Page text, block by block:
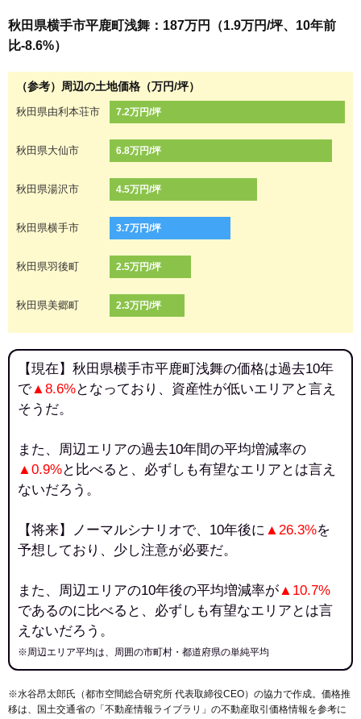
秋田県横手市平鹿町浅舞：187万円（1.9万円/坪、10年前
比-8.6%）
（参考）周辺の土地価格（万円/坪）
秋田県由利本荘市 7.2万円/坪
秋田県大仙市 6.8万円/坪
秋田県湯沢市 4.5万円/坪
秋田県横手市 3.7万円/坪
秋田県羽後町 2.5万円/坪
秋田県美郷町 2.3万円/坪
【現在】秋田県横手市平鹿町浅舞の価格は過去10年
で▲8.6%となっており、資産性が低いエリアと言え
そうだ。
また、周辺エリアの過去10年間の平均増減率の
▲0.9%と比べると、必ずしも有望なエリアとは言え
ないだろう。
【将来】ノーマルシナリオで、10年後に ▲26.3%を
予想しており、少し注意が必要だ。
また、周辺エリアの10年後の平均増減率が▲10.7%
であるのに比べると、必ずしも有望なエリアとは言
えないだろう。
※周辺エリア平均は、周囲の市町村・都道府県の単純平均
※水谷昂太郎氏（都市空間総合研究所 代表取締役CEO）の協力で作成。価格推
移は、国土交通省の「 不動産情報ライブラリ 」の不動産取引価格情報を参考に